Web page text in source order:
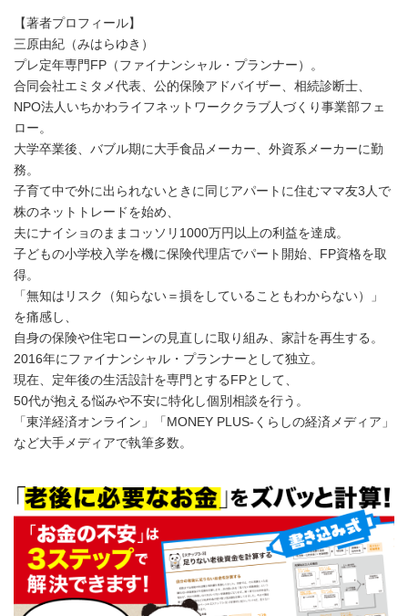
【著者プロフィール】
三原由紀（みはらゆき）
プレ定年専門FP（ファイナンシャル・プランナー）。
合同会社エミタメ代表、公的保険アドバイザー、相続診断士、
NPO法人いちかわライフネットワーククラブ人づくり事業部フェ
ロー。
大学卒業後、バブル期に大手食品メーカー、外資系メーカーに勤
務。
子育て中で外に出られないときに同じアパートに住むママ友3人で
株のネットトレードを始め、
夫にナイショのままコッソリ1000万円以上の利益を達成。
子どもの小学校入学を機に保険代理店でパート開始、FP資格を取
得。
「無知はリスク（知らない＝損をしていることもわからない）」
を痛感し、
自身の保険や住宅ローンの見直しに取り組み、家計を再生する。
2016年にファイナンシャル・プランナーとして独立。
現在、定年後の生活設計を専門とするFPとして、
50代が抱える悩みや不安に特化し個別相談を行う。
「東洋経済オンライン」「MONEY PLUS-くらしの経済メディア」
など大手メディアで執筆多数。